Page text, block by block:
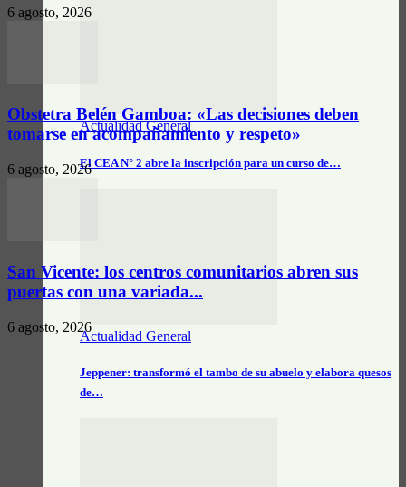
Actualidad General
El CEA N° 2 abre la inscripción para un curso de…
Actualidad General
Jeppener: transformó el tambo de su abuelo y elabora quesos
de…
6 agosto, 2026
Obstetra Belén Gamboa: «Las decisiones deben
tomarse en acompañamiento y respeto»
6 agosto, 2026
San Vicente: los centros comunitarios abren sus
puertas con una variada...
6 agosto, 2026